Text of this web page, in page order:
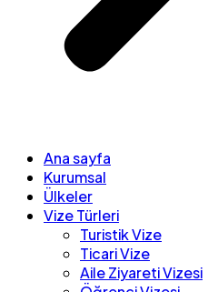
Ana sayfa
Kurumsal
Ülkeler
Vize Türleri
Turistik Vize
Ticari Vize
Aile Ziyareti Vizesi